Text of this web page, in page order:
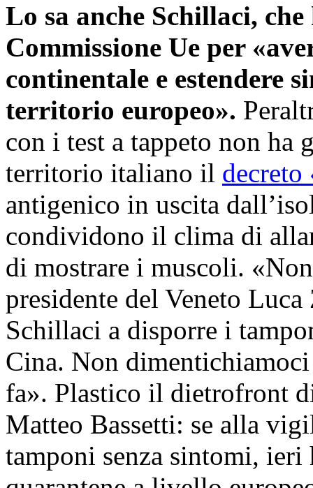
Lo sa anche Schillaci,
Commissione Ue per
continentale e estendere
territorio europeo».
con i test a tappeto non ha
territorio italiano il decreto
antigenico in uscita
condividono il clima di
di mostrare i muscoli.
presidente del Veneto
Schillaci a disporre i
Cina. Non
fa». Plastico il dietrofront
Matteo Bassetti: se alla
tamponi senza sintomi,